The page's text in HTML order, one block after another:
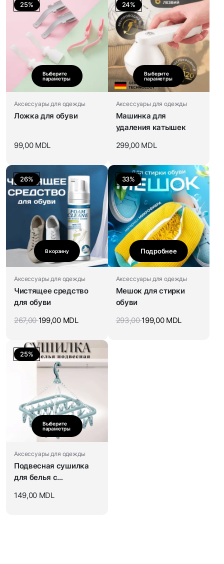
25%
Выберите
параметры
Аксессуары для одежды
Ложка для обуви
99,00 MDL
24%
Выберите
параметры
Аксессуары для одежды
Машинка для
удаления катышек
299,00 MDL
26%
В корзину
Аксессуары для одежды
Чистящее средство
для обуви
267,00199,00 MDL
33%
Подробнее
Аксессуары для одежды
Мешок для стирки
обуви
293,00199,00 MDL
25%
Выберите
параметры
Аксессуары для одежды
Подвесная сушилка
для белья с
149,00 MDL